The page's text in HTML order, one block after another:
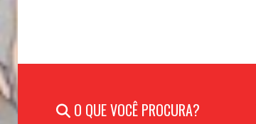
O QUE VOCÊ PROCURA?